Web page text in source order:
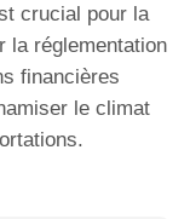
crucial pour la
la réglementation
financières
le climat